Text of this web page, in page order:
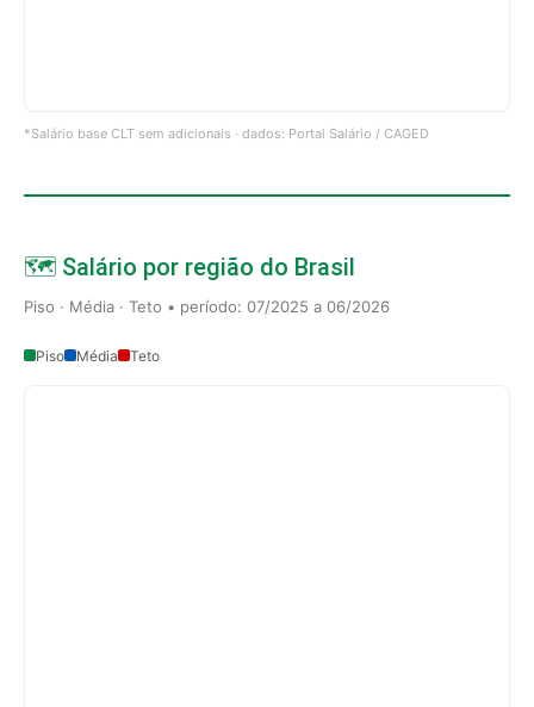
*Salário base CLT sem adicionais · dados: Portal Salário / CAGED
🗺️ Salário por região do Brasil
Piso · Média · Teto • período: 07/2025 a 06/2026
Piso Média Teto